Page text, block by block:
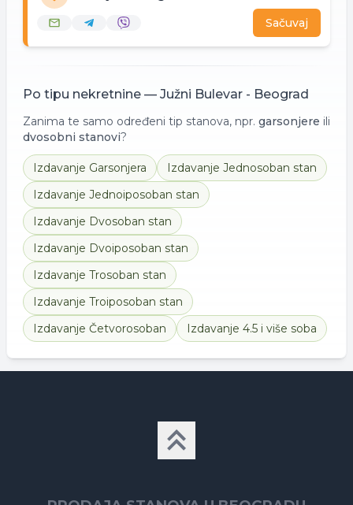
Sačuvaj
Po tipu nekretnine — Južni Bulevar - Beograd
Zanima te samo određeni tip stanova, npr. garsonjere ili
dvosobni stanovi?
Izdavanje Garsonjera Izdavanje Jednosoban stan
Izdavanje Jednoiposoban stan
Izdavanje Dvosoban stan
Izdavanje Dvoiposoban stan
Izdavanje Trosoban stan
Izdavanje Troiposoban stan
Izdavanje Četvorosoban Izdavanje 4.5 i više soba